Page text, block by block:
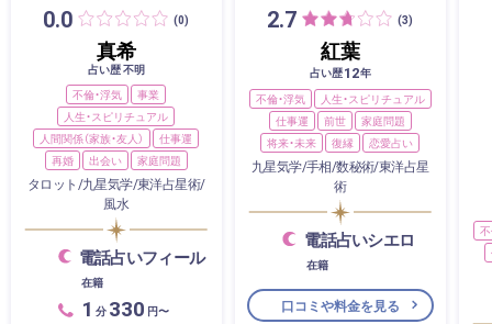
0.0 (0)
真希
占い歴 不明
不倫・浮気
事業
人生・スピリチュアル
人間関係（家族・友人）
仕事運
再婚
出会い 家庭問題
タロット/九星気学/東洋占星術/
風水
電話占いフィール
在籍
1 分 330 円〜
2.7 (3)
紅葉
占い歴12年
不倫・浮気
人生・スピリチュアル
仕事運
前世
家庭問題
将来・未来
復縁 恋愛占い
九星気学/手相/数秘術/東洋占星
術
電話占いシエロ
在籍
口コミや料金を見る